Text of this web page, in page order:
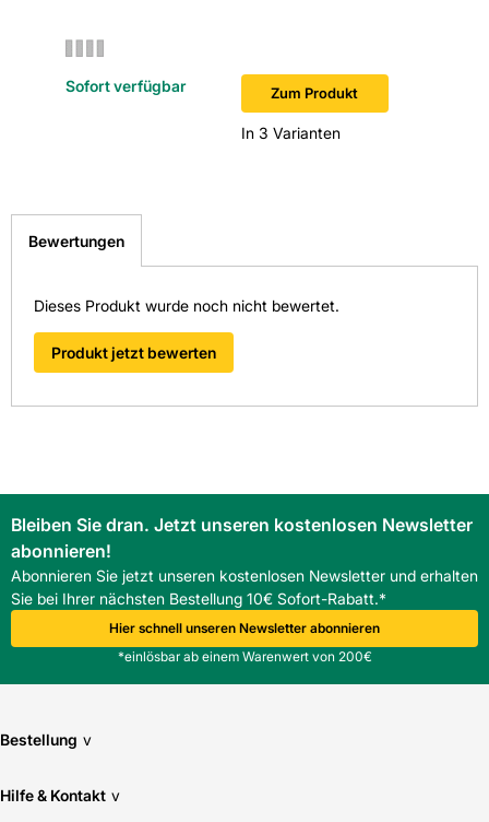
Zum Produkt
In 3 Varianten
Sofort verfügbar
Bewertungen
Dieses Produkt wurde noch nicht bewertet.
Produkt jetzt bewerten
Bleiben Sie dran. Jetzt unseren kostenlosen Newsletter
abonnieren!
Abonnieren Sie jetzt unseren kostenlosen Newsletter und erhalten
Sie bei Ihrer nächsten Bestellung 10€ Sofort-Rabatt.*
Hier schnell unseren Newsletter abonnieren
*einlösbar ab einem Warenwert von 200€
Bestellung v
Hilfe & Kontakt v